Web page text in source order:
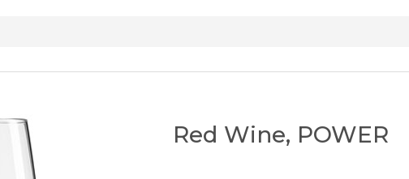
Red Wine, POWER